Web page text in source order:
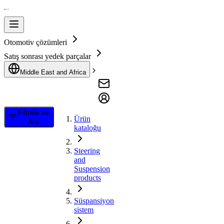
Otomotiv çözümleri
Satış sonrası yedek parçalar
Middle East and Africa
Filtrele ve
Ara
Ürün
kataloğu
Steering
and
Suspension
products
Süspansiyon
sistem